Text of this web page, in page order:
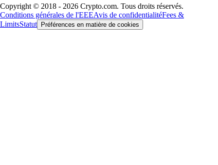
Copyright © 2018 - 2026 Crypto.com. Tous droits réservés.
Conditions générales de l'EEEAvis de confidentialitéFees &
LimitsStatut Préférences en matière de cookies